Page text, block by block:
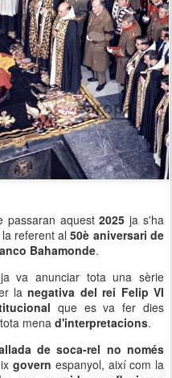
passaran aquest2025ja s'ha
la referent al50è aniversari de
Bahamonde.
va anunciar tota una sèrie
lanegativa del rei Felip VI
que es va fer dies
mena d'interpretacions.
de soca-rel no només
govern espanyol, així com la